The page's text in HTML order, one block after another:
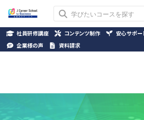
社員研修講座 コンテンツ制作
安心サポー
企業様の声
資料請求